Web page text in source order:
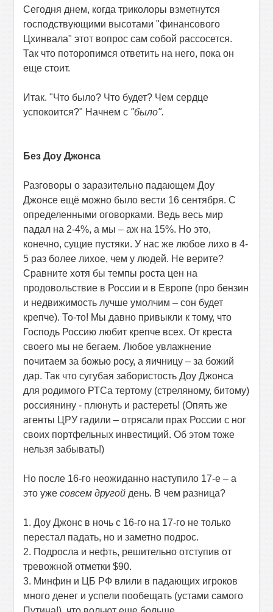
Сегодня днем, когда триколоры взметнутся
господствующими высотами "финансового
Цхинвала" этот вопрос сам собой рассосется.
Так что поторопимся ответить на него, пока он
еще стоит.
Итак. "Что было? Что будет? Чем сердце
успокоится?" Начнем с "было".
Без Доу Джонса
Разговоры о заразительно падающем Доу
Джонсе ещё можно было вести 16 сентября. С
определенными оговорками. Ведь весь мир
падал на 2-4%, а мы – аж на 15%. Но это,
конечно, сущие пустяки. У нас же любое лихо в 4-
5 раз более лихое, чем у людей. Не верите?
Сравните хотя бы темпы роста цен на
продовольствие в России и в Европе (про бензин
и недвижимость лучше умолчим – сон будет
крепче). То-то! Мы давно привыкли к тому, что
Господь Россию любит крепче всех. От креста
своего мы не бегаем. Любое увлажнение
почитаем за божью росу, а яичницу – за божий
дар. Так что сугубая забористость Доу Джонса
для родимого РТСа тертому (стреляному, битому)
россиянину - плюнуть и растереть! (Опять же
агенты ЦРУ гадили – отрясали прах России с ног
своих портфельных инвестиций. Об этом тоже
нельзя забывать!)
Но после 16-го неожиданно наступило 17-е – а
это ужесовсем другой день. В чем разница?
1. Доу Джонс в ночь с 16-го на 17-го не только
перестал падать, но и заметно подрос.
2. Подросла и нефть, решительно отступив от
тревожной отметки $90.
3. Минфин и ЦБ РФ влили в падающих игроков
много денег и успели пообещать (устами самого